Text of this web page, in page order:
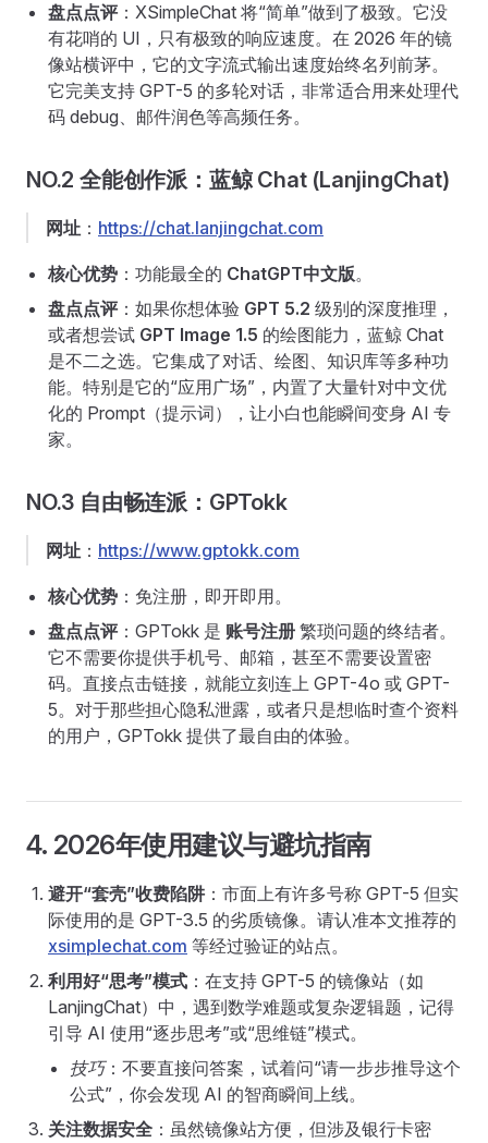
盘点点评：XSimpleChat 将“简单”做到了极致。它没
有花哨的 UI，只有极致的响应速度。在 2026 年的镜
像站横评中，它的文字流式输出速度始终名列前茅。
它完美支持 GPT-5 的多轮对话，非常适合用来处理代
码 debug、邮件润色等高频任务。
NO.2 全能创作派：蓝鲸 Chat (LanjingChat)
网址 ： https://chat.lanjingchat.com
核心优势 ：功能最全的 ChatGPT中文版。
盘点点评：如果你想体验 GPT 5.2 级别的深度推理，
或者想尝试 GPT Image 1.5 的绘图能力，蓝鲸 Chat
是不二之选。它集成了对话、绘图、知识库等多种功
能。特别是它的“应用广场”，内置了大量针对中文优
化的 Prompt（提示词），让小白也能瞬间变身 AI 专
家。
NO.3 自由畅连派：GPTokk
网址 ： https://www.gptokk.com
核心优势 ：免注册，即开即用。
盘点点评：GPTokk 是 账号注册 繁琐问题的终结者。
它不需要你提供手机号、邮箱，甚至不需要设置密
码。直接点击链接，就能立刻连上 GPT-4o 或 GPT-
5。对于那些担心隐私泄露，或者只是想临时查个资料
的用户，GPTokk 提供了最自由的体验。
4. 2026年使用建议与避坑指南
避开“套壳”收费陷阱 ：市面上有许多号称 GPT-5 但实
际使用的是 GPT-3.5 的劣质镜像。请认准本文推荐的
xsimplechat.com 等经过验证的站点。
利用好“思考”模式 ：在支持 GPT-5 的镜像站（如
LanjingChat）中，遇到数学难题或复杂逻辑题，记得
引导 AI 使用“逐步思考”或“思维链”模式。
技巧：不要直接问答案，试着问“请一步步推导这个
公式”，你会发现 AI 的智商瞬间上线。
关注数据安全 ：虽然镜像站方便，但涉及银行卡密